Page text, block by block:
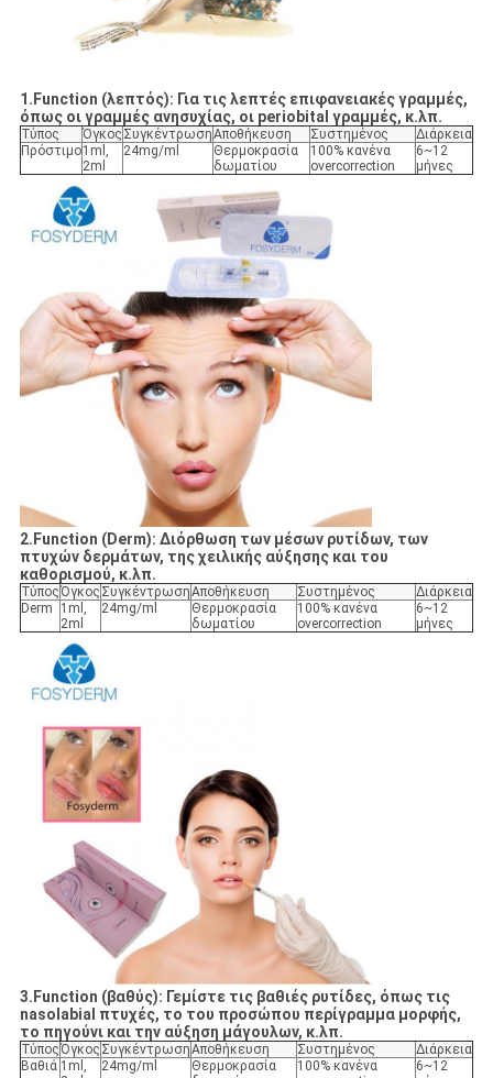
1.Function (λεπτός): Για τις λεπτές επιφανειακές γραμμές,
όπως οι γραμμές ανησυχίας, οι periobital γραμμές, κ.λπ.
Τύπος Όγκος ΣυγκέντρωσηΑποθήκευση Συστημένος
Διάρκεια
Πρόστιμο1ml,
2ml
24mg/ml
Θερμοκρασία
δωματίου
100% κανένα
overcorrection
6~12
μήνες
2.Function (Derm): Διόρθωση των μέσων ρυτίδων, των
πτυχών δερμάτων, της χειλικής αύξησης και του
καθορισμού, κ.λπ.
ΤύποςΌγκος ΣυγκέντρωσηΑποθήκευση Συστημένος
Διάρκεια
Derm
1ml,
2ml
24mg/ml
Θερμοκρασία
δωματίου
100% κανένα
overcorrection
6~12
μήνες
3.Function (βαθύς): Γεμίστε τις βαθιές ρυτίδες, όπως τις
nasolabial πτυχές, το του προσώπου περίγραμμα μορφής,
το πηγούνι και την αύξηση μάγουλων, κ.λπ.
ΤύποςΌγκος ΣυγκέντρωσηΑποθήκευση Συστημένος
Διάρκεια
Βαθιά 1ml,
24mg/ml
Θερμοκρασία
100% κανένα
6~12